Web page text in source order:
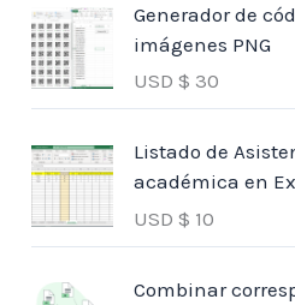
Generador de
imágenes PNG
USD $ 30
Listado de
académica en
USD $ 10
Combinar